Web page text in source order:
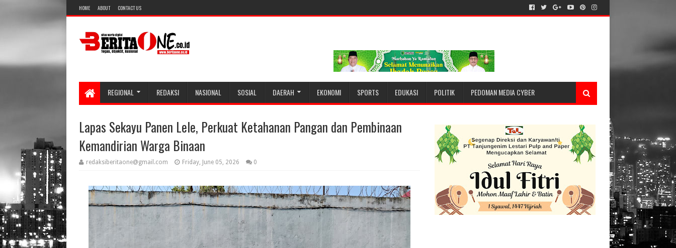
HOME ABOUT CONTACT US
REGIONAL REDAKSI NASIONAL SOSIAL DAERAH EKONOMI SPORTS EDUKASI POLITIK PEDOMAN MEDIA CYBER
Lapas Sekayu Panen Lele, Perkuat Ketahanan Pangan dan Pembinaan
Kemandirian Warga Binaan
redaksiberitaone@gmail.com Friday, June 05, 2026 0